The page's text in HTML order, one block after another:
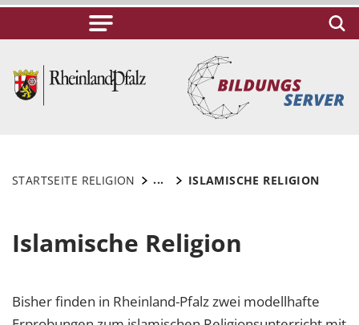
STARTSEITE RELIGION ... ISLAMISCHE RELIGION
Islamische Religion
Bisher finden in Rheinland-Pfalz zwei modellhafte